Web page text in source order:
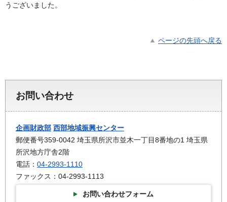
うございました。
ページの先頭へ戻る
お問い合わせ
企画財政部 西部地域振興センター
郵便番号359-0042 埼玉県所沢市並木一丁目8番地の1 埼玉県
所沢地方庁舎2階
電話： 04-2993-1110
ファックス：04-2993-1113
お問い合わせフォーム